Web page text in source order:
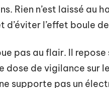
Rien n’est laissé au
l’effet boule
pas au flair. Il repose
dose de vigilance sur
supporte pas un